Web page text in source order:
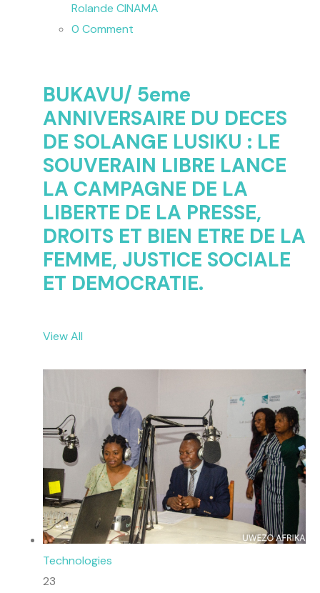
Rolande CINAMA
0 Comment
BUKAVU/ 5eme
ANNIVERSAIRE DU DECES
DE SOLANGE LUSIKU : LE
SOUVERAIN LIBRE LANCE
LA CAMPAGNE DE LA
LIBERTE DE LA PRESSE,
DROITS ET BIEN ETRE DE LA
FEMME, JUSTICE SOCIALE
ET DEMOCRATIE.
View All
Technologies
23